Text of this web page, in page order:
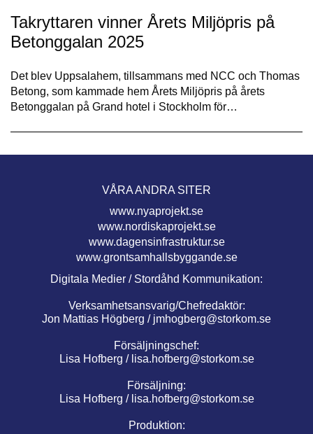
Takryttaren vinner Årets Miljöpris på
Betonggalan 2025
Det blev Uppsalahem, tillsammans med NCC och Thomas
Betong, som kammade hem Årets Miljöpris på årets
Betonggalan på Grand hotel i Stockholm för…
VÅRA ANDRA SITER
www.nyaprojekt.se
www.nordiskaprojekt.se
www.dagensinfrastruktur.se
www.grontsamhallsbyggande.se
Digitala Medier / Stordåhd Kommunikation:
Verksamhetsansvarig/Chefredaktör:
Jon Mattias Högberg / jmhogberg@storkom.se
Försäljningschef:
Lisa Hofberg / lisa.hofberg@storkom.se
Försäljning:
Lisa Hofberg / lisa.hofberg@storkom.se
Produktion: